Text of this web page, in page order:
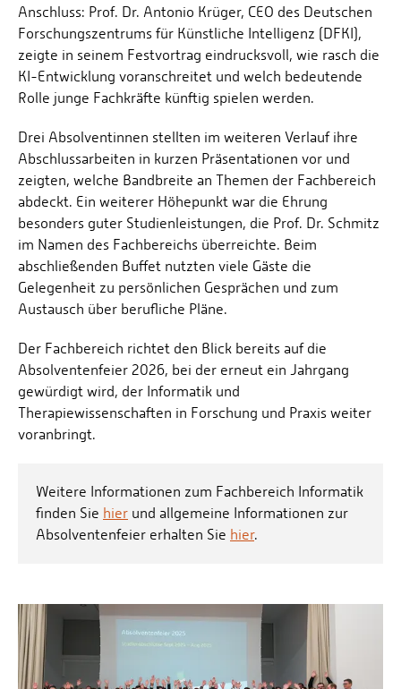
Anschluss: Prof. Dr. Antonio Krüger, CEO des Deutschen
Forschungszentrums für Künstliche Intelligenz (DFKI),
zeigte in seinem Festvortrag eindrucksvoll, wie rasch die
KI-Entwicklung voranschreitet und welch bedeutende
Rolle junge Fachkräfte künftig spielen werden.
Drei Absolventinnen stellten im weiteren Verlauf ihre
Abschlussarbeiten in kurzen Präsentationen vor und
zeigten, welche Bandbreite an Themen der Fachbereich
abdeckt. Ein weiterer Höhepunkt war die Ehrung
besonders guter Studienleistungen, die Prof. Dr. Schmitz
im Namen des Fachbereichs überreichte. Beim
abschließenden Buffet nutzten viele Gäste die
Gelegenheit zu persönlichen Gesprächen und zum
Austausch über berufliche Pläne.
Der Fachbereich richtet den Blick bereits auf die
Absolventenfeier 2026, bei der erneut ein Jahrgang
gewürdigt wird, der Informatik und
Therapiewissenschaften in Forschung und Praxis weiter
voranbringt.
Weitere Informationen zum Fachbereich Informatik
finden Sie hier und allgemeine Informationen zur
Absolventenfeier erhalten Sie hier.